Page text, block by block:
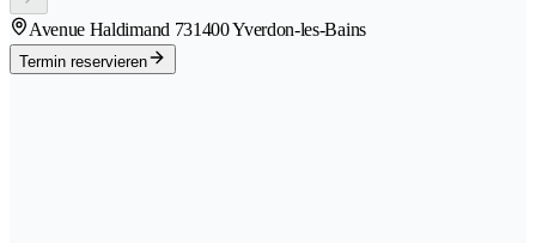
Avenue Haldimand 731400 Yverdon-les-Bains
Termin reservieren